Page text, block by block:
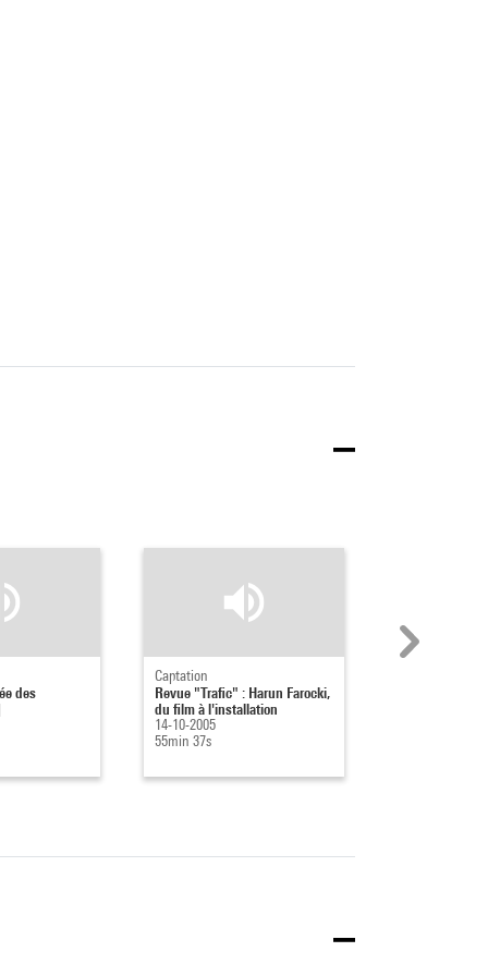
des
Captation
Revue "Trafic" : Harun Farocki,
du film à l'installation
14-10-2005
55min 37s